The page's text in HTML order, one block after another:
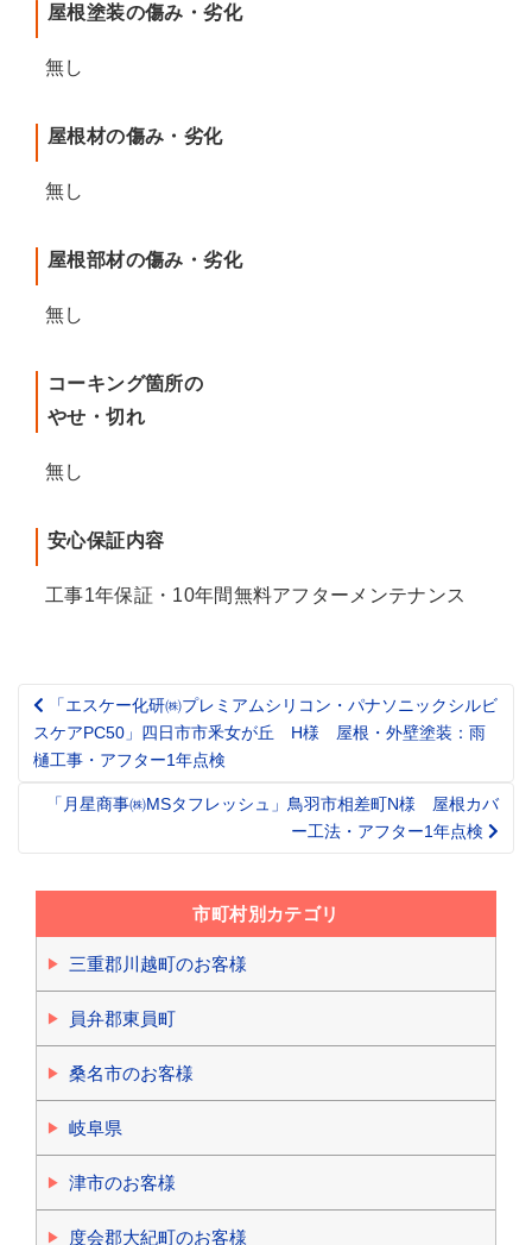
屋根塗装の傷み・劣化
無し
屋根材の傷み・劣化
無し
屋根部材の傷み・劣化
無し
コーキング箇所の
やせ・切れ
無し
安心保証内容
工事1年保証・10年間無料アフターメンテナンス
Post
navigation
「エスケー化研㈱プレミアムシリコン・パナソニックシルビ
スケアPC50」四日市市釆女が丘 H様 屋根・外壁塗装：雨
樋工事・アフター1年点検
「月星商事㈱MSタフレッシュ」鳥羽市相差町N様 屋根カバ
ー工法・アフター1年点検
市町村別カテゴリ
三重郡川越町のお客様
員弁郡東員町
桑名市のお客様
岐阜県
津市のお客様
度会郡大紀町のお客様